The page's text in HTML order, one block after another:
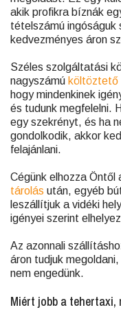
akik profikra bíznák
tételszámú
kedvezményes áron
Széles szolgáltatási
nagyszámú költöztető
hogy mindenkinek
és tudunk megfelelni.
egy szekrényt, és ha
gondolkodik, akkor
felajánlani.
Cégünk elhozza
tárolás után, egyéb
leszállítjuk a vidéki
igényei szerint
Az azonnali
áron tudjuk
nem engedünk.
Miért jobb a